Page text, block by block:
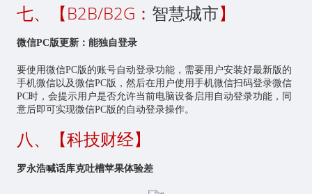
七、【B2B/B2G： 智慧城市】
微信PC版更新：能独自登录
要使用微信PC版的账号自动登录功能，需要用户安装好最新版的
手机微信以及微信PC版，然后在用户使用手机微信扫码登录微信
PC时，会提示用户是否允许当前电脑设备启用自动登录功能，同
意后即可实现微信PC版的自动登录操作。
八、【科技财经】
罗永浩喊话库克吐槽苹果体验差